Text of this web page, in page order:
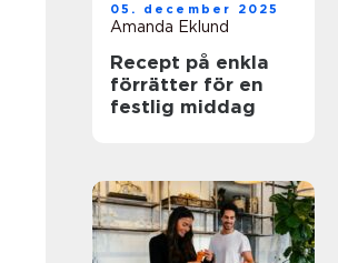
05. december 2025
Amanda Eklund
Recept på enkla
förrätter för en
festlig middag